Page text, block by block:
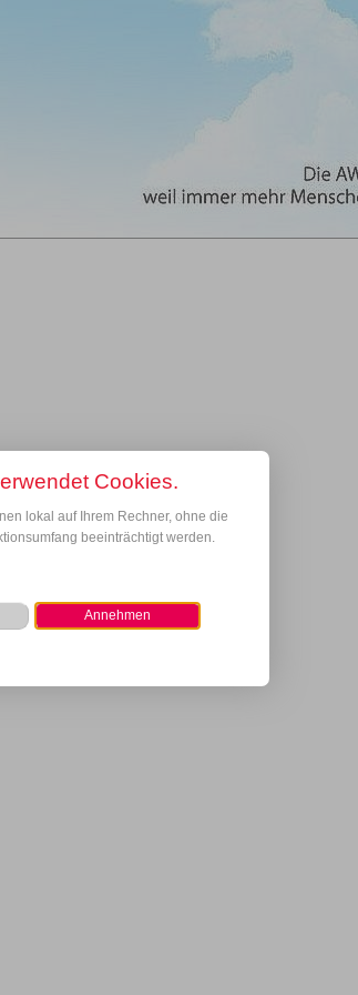
Cookies.
lokal auf Ihrem Rechner, ohne die
beeinträchtigt werden.
Annehmen